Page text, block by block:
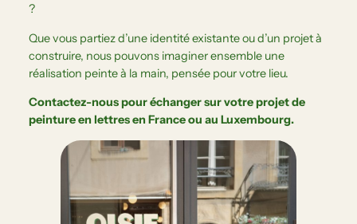
?
Que vous partiez d’une identité existante ou d’un projet à
construire, nous pouvons imaginer ensemble une
réalisation peinte à la main, pensée pour votre lieu.
Contactez-nous pour échanger sur votre projet de
peinture en lettres en France ou au Luxembourg.